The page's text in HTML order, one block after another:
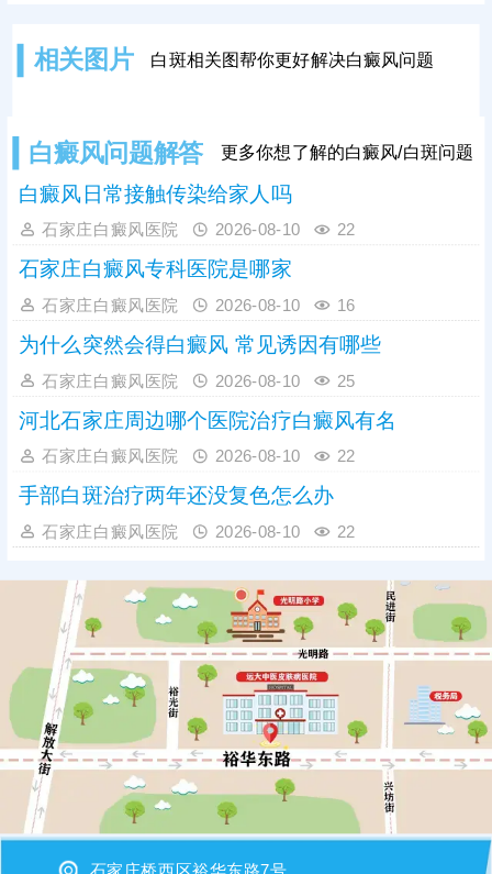
及时治疗。若是患上白癜风，趁着早
相关图片 白斑相关图帮你更好解决白癜风问题
白癜风问题解答 更多你想了解的白癜风/白斑问题
白癜风日常接触传染给家人吗
石家庄白癜风医院 2026-08-10 22
石家庄白癜风专科医院是哪家
石家庄白癜风医院 2026-08-10 16
为什么突然会得白癜风 常见诱因有哪些
石家庄白癜风医院 2026-08-10 25
河北石家庄周边哪个医院治疗白癜风有名
石家庄白癜风医院 2026-08-10 22
手部白斑治疗两年还没复色怎么办
石家庄白癜风医院 2026-08-10 22
石家庄桥西区裕华东路7号